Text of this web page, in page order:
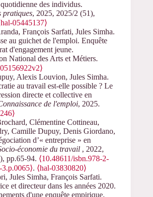
des individus.
pratiques, 2025, 2025/2 (51),
05445137⟩
François Sarfati, Jules Simha.
au guichet de l'emploi. Enquête
d'engagement jeune.
National des Arts et Métiers.
Alexis Louvion, Jules Simha.
au travail est-elle possible ? Le
directe et collective en
de l'emploi, 2025.
Clémentine Cottineau,
Camille Dupuy, Denis Giordano,
d’« entreprise » en
économie du travail , 2022,
pp.65-94. ⟨10.48611/isbn.978-2-
. ⟨hal-03830820⟩
Jules Simha, François Sarfati.
et directeur dans les années 2020.
d'une enquête empirique.